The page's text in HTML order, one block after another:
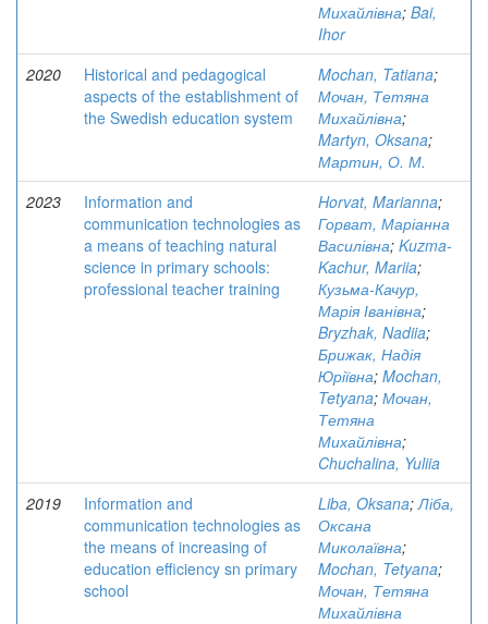
Михайлівна; Bai,
Ihor
2020
Historical and pedagogical
aspects of the establishment of
the Swedish education system
Mochan, Tatiana;
Мочан, Тетяна
Михайлівна;
Martyn, Oksana;
Мартин, О. М.
2023
Information and
communication technologies as
a means of teaching natural
science in primary schools:
professional teacher training
Horvat, Marianna;
Горват, Маріанна
Василівна; Kuzma-
Kachur, Mariia;
Кузьма-Качур,
Марія Іванівна;
Bryzhak, Nadiia;
Брижак, Надія
Юріївна; Mochan,
Tetyana; Мочан,
Тетяна
Михайлівна;
Chuchalina, Yuliia
2019
Information and
communication technologies as
the means of increasing of
education efficiency sn primary
school
Liba, Oksana;Ліба,
Оксана
Миколаївна;
Mochan, Tetyana;
Мочан, Тетяна
Михайлівна